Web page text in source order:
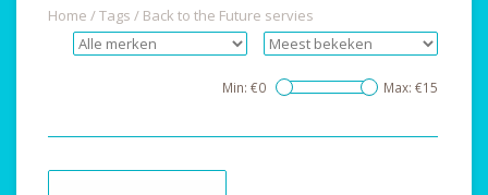
Home /Tags / Back to the Future servies
Min: €0 Max: €15